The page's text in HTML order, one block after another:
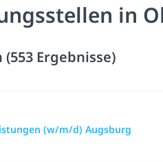
in
Ergebnisse)
(w/m/d) Augsburg